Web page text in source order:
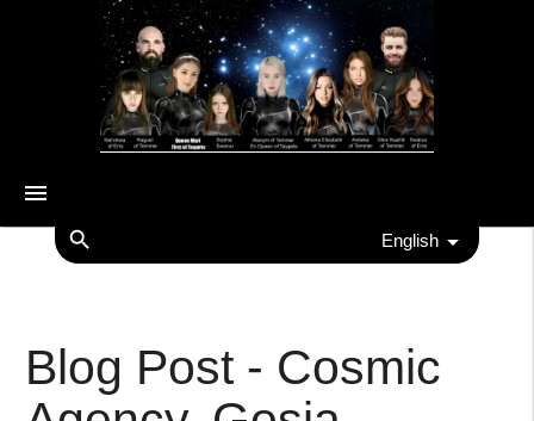
menu
search English
Blog Post - Cosmic